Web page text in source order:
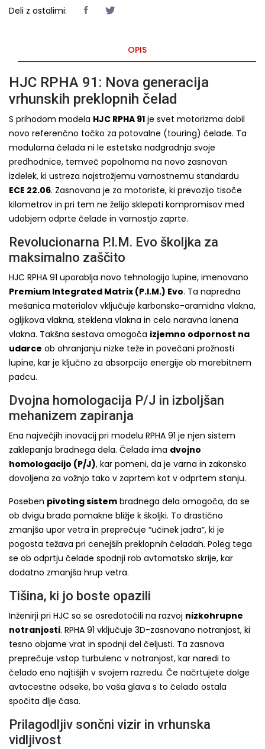
Deli z ostalimi:
OPIS
HJC RPHA 91: Nova generacija
vrhunskih preklopnih čelad
S prihodom modela HJC RPHA 91 je svet motorizma dobil
novo referenčno točko za potovalne (touring) čelade. Ta
modularna čelada ni le estetska nadgradnja svoje
predhodnice, temveč popolnoma na novo zasnovan
izdelek, ki ustreza najstrožjemu varnostnemu standardu
ECE 22.06. Zasnovana je za motoriste, ki prevozijo tisoče
kilometrov in pri tem ne želijo sklepati kompromisov med
udobjem odprte čelade in varnostjo zaprte.
Revolucionarna P.I.M. Evo školjka za
maksimalno zaščito
HJC RPHA 91 uporablja novo tehnologijo lupine, imenovano
Premium Integrated Matrix (P.I.M.) Evo. Ta napredna
mešanica materialov vključuje karbonsko-aramidna vlakna,
ogljikova vlakna, steklena vlakna in celo naravna lanena
vlakna. Takšna sestava omogoča izjemno odpornost na
udarce ob ohranjanju nizke teže in povečani prožnosti
lupine, kar je ključno za absorpcijo energije ob morebitnem
padcu.
Dvojna homologacija P/J in izboljšan
mehanizem zapiranja
Ena največjih inovacij pri modelu RPHA 91 je njen sistem
zaklepanja bradnega dela. Čelada ima dvojno
homologacijo (P/J), kar pomeni, da je varna in zakonsko
dovoljena za vožnjo tako v zaprtem kot v odprtem stanju.
Poseben pivoting sistem bradnega dela omogoča, da se
ob dvigu brada pomakne bližje k školjki. To drastično
zmanjša upor vetra in preprečuje “učinek jadra”, ki je
pogosta težava pri cenejših preklopnih čeladah. Poleg tega
se ob odprtju čelade spodnji rob avtomatsko skrije, kar
dodatno zmanjša hrup vetra.
Tišina, ki jo boste opazili
Inženirji pri HJC so se osredotočili na razvoj nizkohrupne
notranjosti. RPHA 91 vključuje 3D-zasnovano notranjost, ki
tesno objame vrat in spodnji del čeljusti. Ta zasnova
preprečuje vstop turbulenc v notranjost, kar naredi to
čelado eno najtišjih v svojem razredu. Če načrtujete dolge
avtocestne odseke, bo vaša glava s to čelado ostala
spočita dlje časa.
Prilagodljiv sončni vizir in vrhunska
vidljivost